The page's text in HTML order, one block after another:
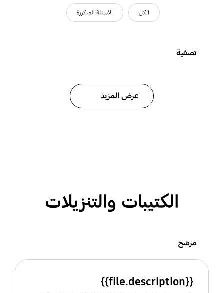
الكل الأسئلة المتكررة
تصفية
عرض المزيد
الكتيبات والتنزيلات
مرشح
{{file.description}}